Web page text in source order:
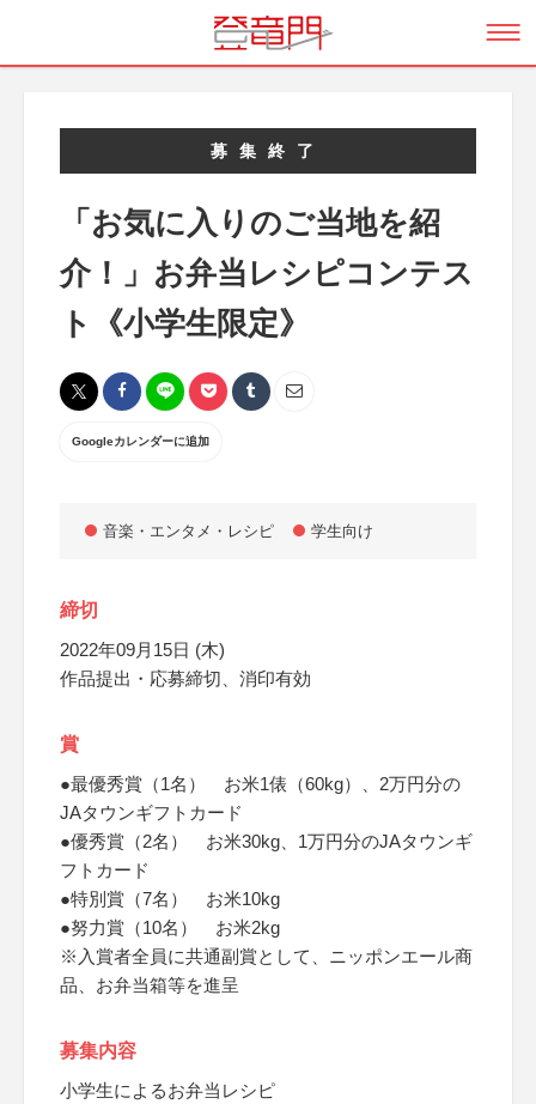
募集終了
「お気に入りのご当地を紹
介！」お弁当レシピコンテス
ト《小学生限定》
Googleカレンダーに追加
音楽・エンタメ・レシピ 学生向け
締切
2022年09月15日 (木)
作品提出・応募締切、消印有効
賞
●最優秀賞（1名） お米1俵（60kg）、2万円分の
JAタウンギフトカード
●優秀賞（2名） お米30kg、1万円分のJAタウンギ
フトカード
●特別賞（7名） お米10kg
●努力賞（10名） お米2kg
※入賞者全員に共通副賞として、ニッポンエール商
品、お弁当箱等を進呈
募集内容
小学生によるお弁当レシピ